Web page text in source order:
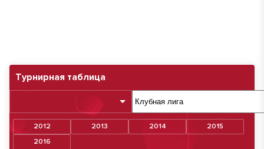
Турнирная таблица
2012 2013 2014
2015
2016